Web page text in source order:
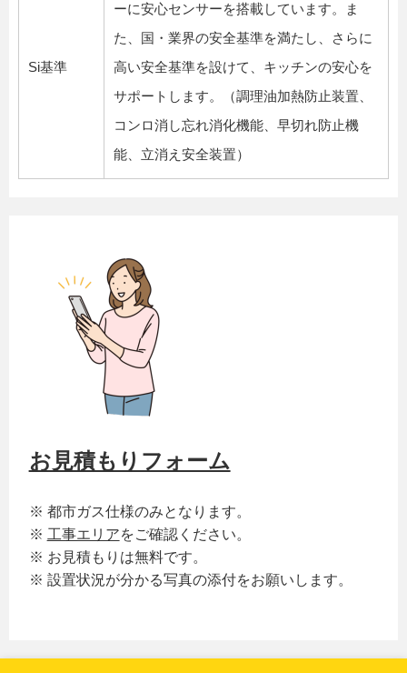
Si基準
ーに安心センサーを搭載しています。ま
た、国・業界の安全基準を満たし、さらに
高い安全基準を設けて、キッチンの安心を
サポートします。（調理油加熱防止装置、
コンロ消し忘れ消化機能、早切れ防止機
能、立消え安全装置）
お見積もりフォーム
※ 都市ガス仕様のみとなります。
※ 工事エリアをご確認ください。
※ お見積もりは無料です。
※ 設置状況が分かる写真の添付をお願いします。